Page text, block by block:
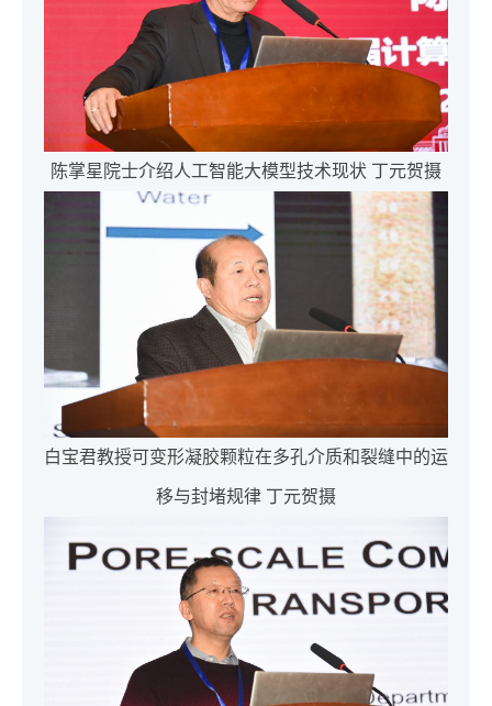
陈掌星院士介绍人工智能大模型技术现状 丁元贺摄
白宝君教授可变形凝胶颗粒在多孔介质和裂缝中的运
移与封堵规律 丁元贺摄